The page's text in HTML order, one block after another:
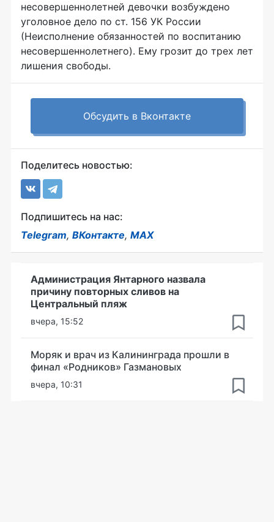
несовершеннолетней девочки возбуждено
уголовное дело по ст. 156 УК России
(Неисполнение обязанностей по воспитанию
несовершеннолетнего). Ему грозит до трех лет
лишения свободы.
Обсудить в Вконтакте
Поделитесь новостью:
Подпишитесь на нас:
Telegram, ВКонтакте, MAX
Администрация Янтарного назвала
причину повторных сливов на
Центральный пляж
вчера, 15:52
Моряк и врач из Калининграда прошли в
финал «Родников» Газмановых
вчера, 10:31